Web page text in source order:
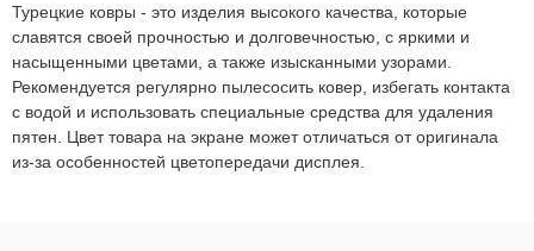
Турецкие ковры - это изделия высокого качества, которые
славятся своей прочностью и долговечностью, с яркими и
насыщенными цветами, а также изысканными узорами.
Рекомендуется регулярно пылесосить ковер, избегать контакта
с водой и использовать специальные средства для удаления
пятен. Цвет товара на экране может отличаться от оригинала
из-за особенностей цветопередачи дисплея.